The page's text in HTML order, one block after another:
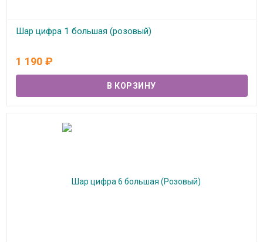
Шар цифра 1 большая (розовый)
1 190 ₽